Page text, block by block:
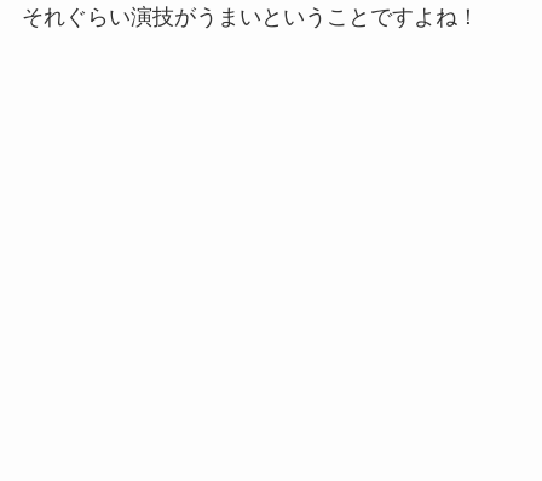
それぐらい演技がうまいということですよね！